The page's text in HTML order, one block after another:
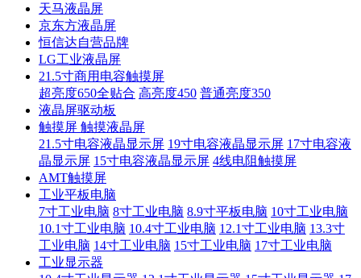
天马液晶屏
京东方液晶屏
恒信达自营品牌
LG工业液晶屏
21.5寸商用电容触摸屏
超亮度650全贴合 高亮度450 普通亮度350
液晶屏驱动板
触摸屏 触摸液晶屏
21.5寸电容液晶显示屏 19寸电容液晶显示屏 17寸电容液
晶显示屏 15寸电容液晶显示屏 4线电阻触摸屏
AMT触摸屏
工业平板电脑
7寸工业电脑 8寸工业电脑 8.9寸平板电脑 10寸工业电脑
10.1寸工业电脑 10.4寸工业电脑 12.1寸工业电脑 13.3寸
工业电脑 14寸工业电脑 15寸工业电脑 17寸工业电脑
工业显示器